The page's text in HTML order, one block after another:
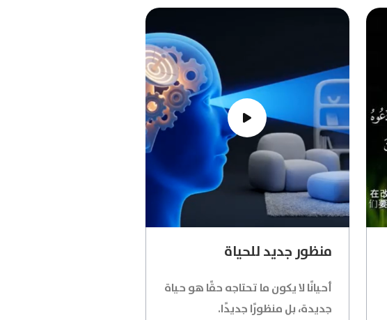
منظور جديد للحياة
أحيانًا لا يكون ما تحتاجه حقًا هو حياة
جديدة، بل منظورًا جديدًا.